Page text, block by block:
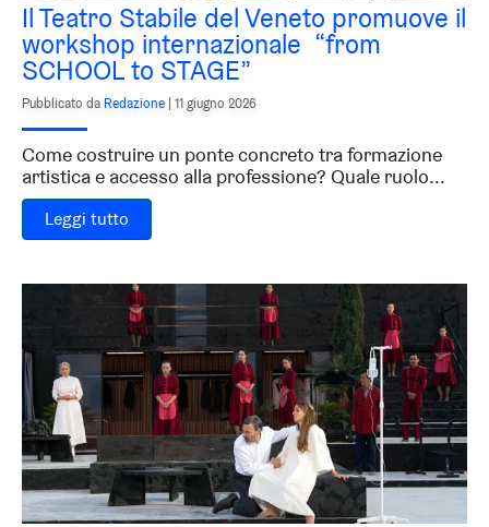
Il Teatro Stabile del Veneto promuove il
workshop internazionale “from
SCHOOL to STAGE”
Pubblicato da Redazione 11 giugno 2026
Come costruire un ponte concreto tra formazione
artistica e accesso alla professione? Quale ruolo...
Leggi tutto